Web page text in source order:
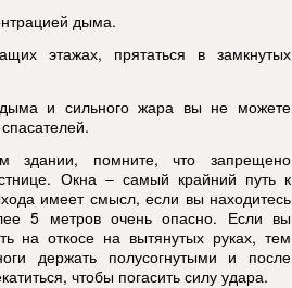
дыма.
этажах, прятаться в замкнутых
и сильного жара вы не можете
здании, помните, что запрещено
Окна – самый крайний путь к
имеет смысл, если вы находитесь
5 метров очень опасно. Если вы
на откосе на вытянутых руках, тем
держать полусогнутыми и после
чтобы погасить силу удара.